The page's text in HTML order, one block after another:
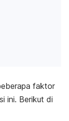
faktor
ini. Berikut di